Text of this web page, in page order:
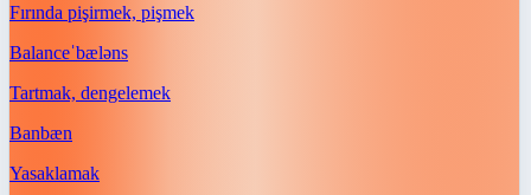
Fırında pişirmek, pişmek
Balanceˈbæləns
Tartmak, dengelemek
Banbæn
Yasaklamak